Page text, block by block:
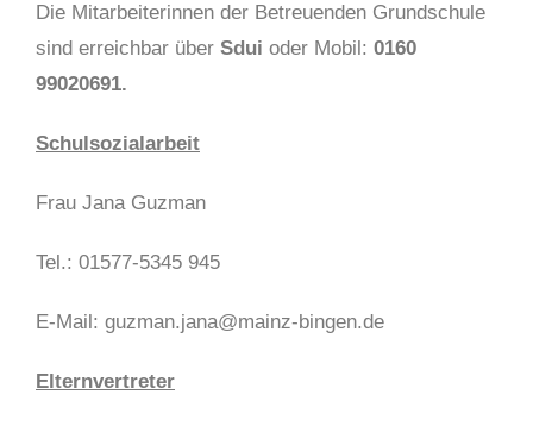
Die Mitarbeiterinnen der Betreuenden Grundschule
sind erreichbar über Sdui oder Mobil: 0160
99020691.
Schulsozialarbeit
Frau Jana Guzman
Tel.: 01577-5345 945
E-Mail: guzman.jana@mainz-bingen.de
Elternvertreter